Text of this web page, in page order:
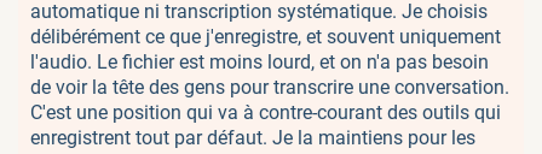
automatique ni transcription systématique. Je choisis
délibérément ce que j'enregistre, et souvent uniquement
l'audio. Le fichier est moins lourd, et on n'a pas besoin
de voir la tête des gens pour transcrire une conversation.
C'est une position qui va à contre-courant des outils qui
enregistrent tout par défaut. Je la maintiens pour les